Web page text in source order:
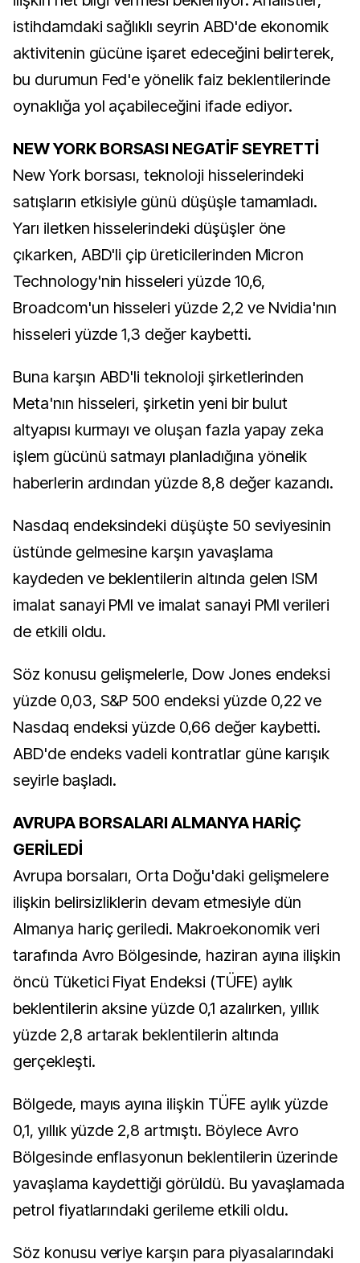
istihdamdaki sağlıklı seyrin ABD'de ekonomik
aktivitenin gücüne işaret edeceğini belirterek,
bu durumun Fed'e yönelik faiz beklentilerinde
oynaklığa yol açabileceğini ifade ediyor.
NEW YORK BORSASI NEGATİF SEYRETTİ
New York borsası, teknoloji hisselerindeki
satışların etkisiyle günü düşüşle tamamladı.
Yarı iletken hisselerindeki düşüşler öne
çıkarken, ABD'li çip üreticilerinden Micron
Technology'nin hisseleri yüzde 10,6,
Broadcom'un hisseleri yüzde 2,2 ve Nvidia'nın
hisseleri yüzde 1,3 değer kaybetti.
Buna karşın ABD'li teknoloji şirketlerinden
Meta'nın hisseleri, şirketin yeni bir bulut
altyapısı kurmayı ve oluşan fazla yapay zeka
işlem gücünü satmayı planladığına yönelik
haberlerin ardından yüzde 8,8 değer kazandı.
Nasdaq endeksindeki düşüşte 50 seviyesinin
üstünde gelmesine karşın yavaşlama
kaydeden ve beklentilerin altında gelen ISM
imalat sanayi PMI ve imalat sanayi PMI verileri
de etkili oldu.
Söz konusu gelişmelerle, Dow Jones endeksi
yüzde 0,03, S&P 500 endeksi yüzde 0,22 ve
Nasdaq endeksi yüzde 0,66 değer kaybetti.
ABD'de endeks vadeli kontratlar güne karışık
seyirle başladı.
AVRUPA BORSALARI ALMANYA HARİÇ
GERİLEDİ
Avrupa borsaları, Orta Doğu'daki gelişmelere
ilişkin belirsizliklerin devam etmesiyle dün
Almanya hariç geriledi. Makroekonomik veri
tarafında Avro Bölgesinde, haziran ayına ilişkin
öncü Tüketici Fiyat Endeksi (TÜFE) aylık
beklentilerin aksine yüzde 0,1 azalırken, yıllık
yüzde 2,8 artarak beklentilerin altında
gerçekleşti.
Bölgede, mayıs ayına ilişkin TÜFE aylık yüzde
0,1, yıllık yüzde 2,8 artmıştı. Böylece Avro
Bölgesinde enflasyonun beklentilerin üzerinde
yavaşlama kaydettiği görüldü. Bu yavaşlamada
petrol fiyatlarındaki gerileme etkili oldu.
Söz konusu veriye karşın para piyasalarındaki